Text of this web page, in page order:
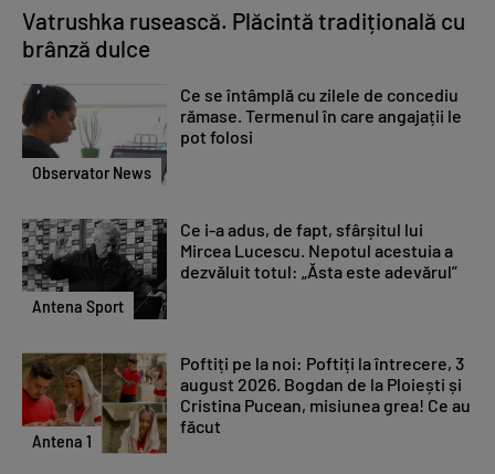
Vatrushka rusească. Plăcintă tradițională cu
brânză dulce
Observator News
Ce se întâmplă cu zilele de concediu
rămase. Termenul în care angajații le
pot folosi
Antena Sport
Ce i-a adus, de fapt, sfârșitul lui
Mircea Lucescu. Nepotul acestuia a
dezvăluit totul: „Ăsta este adevărul”
Antena 1
Poftiți pe la noi: Poftiți la întrecere, 3
august 2026. Bogdan de la Ploiești și
Cristina Pucean, misiunea grea! Ce au
făcut